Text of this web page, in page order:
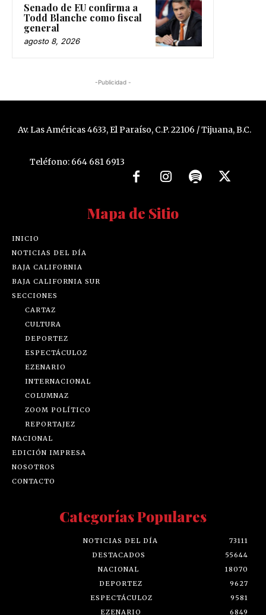
Senado de EU confirma a
Todd Blanche como fiscal
general
agosto 8, 2026
-Publicidad -
Av. Las Américas 4633, El Paraíso, C.P. 22106 / Tijuana, B.C.
Teléfono: 664 681 6913
Mapa de Sitio
INICIO
NOTICIAS DEL DÍA
BAJA CALIFORNIA
BAJA CALIFORNIA SUR
SECCIONES
CARTAZ
CULTURA
DEPORTEZ
ESPECTÁCULOZ
EZENARIO
INTERNACIONAL
COLUMNAZ
ZOOM POLÍTICO
REPORTAJEZ
NACIONAL
EDICIÓN IMPRESA
NOSOTROS
CONTACTO
Categorías Populares
NOTICIAS DEL DÍA
73111
DESTACADOS
55644
NACIONAL
18070
DEPORTEZ
9627
ESPECTÁCULOZ
9581
EZENARIO
6849